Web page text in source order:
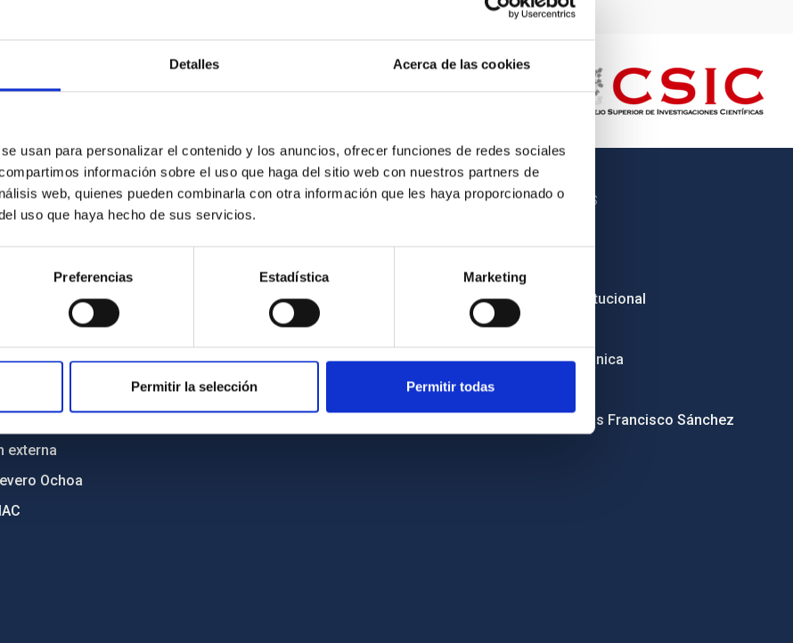
Detalles Acerca de las cookies
usan para personalizar el contenido y los anuncios, ofrecer funciones de redes sociales
información sobre el uso que haga del sitio web con nuestros partners de
web, quienes pueden combinarla con otra información que les haya proporcionado o
uso que haya hecho de sus servicios.
Preferencias Estadística Marketing
Permitir la selección Permitir todas
y política antifraude
de género
y Sostenibilidad
externa
Ochoa
PORTAL DEL IAC
Políticas de privacidad
Aviso legal
Política de cookies
Accesibilidad
OTROS ENLACES
Imagen institucional
RSS
Sede electrónica
Condolencias Francisco Sánchez